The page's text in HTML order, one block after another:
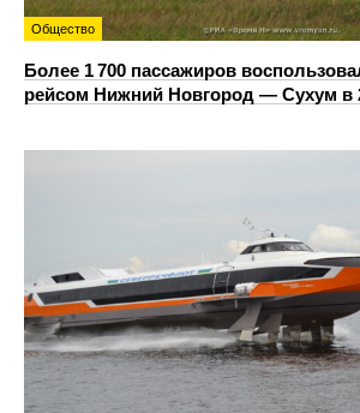
Общество
Более 1 700 пассажиров
рейсом Нижний Новгород — Сухум в